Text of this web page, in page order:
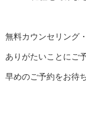
無料カウンセリング
ありがたいことにご
早めのご予約をお待